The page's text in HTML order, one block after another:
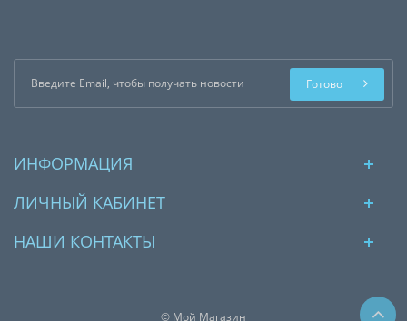
Готово
ИНФОРМАЦИЯ
ЛИЧНЫЙ КАБИНЕТ
НАШИ КОНТАКТЫ
© Мой Магазин